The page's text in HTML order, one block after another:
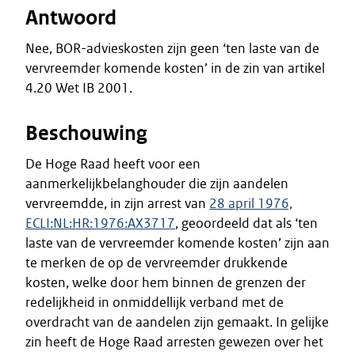
Antwoord
Nee, BOR-advieskosten zijn geen ‘ten laste van de
vervreemder komende kosten’ in de zin van artikel
4.20 Wet IB 2001.
Beschouwing
De Hoge Raad heeft voor een
aanmerkelijkbelanghouder die zijn aandelen
vervreemdde, in zijn arrest van 28 april 1976,
ECLI:NL:HR:1976:AX3717, geoordeeld dat als ‘ten
laste van de vervreemder komende kosten’ zijn aan
te merken de op de vervreemder drukkende
kosten, welke door hem binnen de grenzen der
redelijkheid in onmiddellijk verband met de
overdracht van de aandelen zijn gemaakt. In gelijke
zin heeft de Hoge Raad arresten gewezen over het